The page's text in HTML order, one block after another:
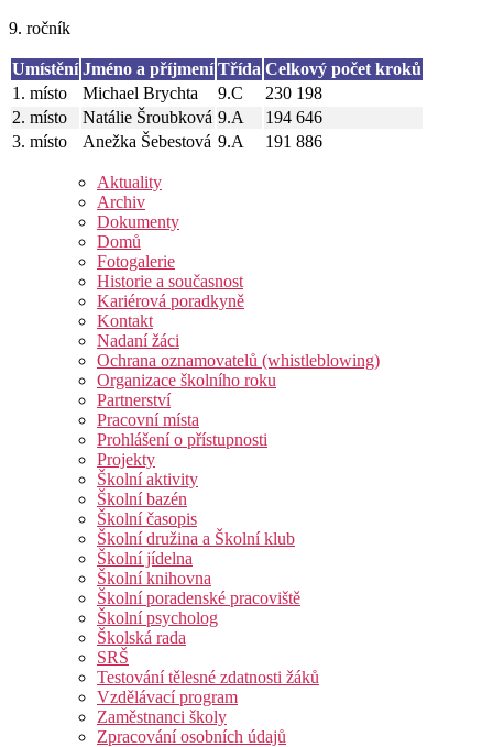
9. ročník
Umístění Jméno a příjmení Třída Celkový počet kroků
1. místo
Michael Brychta 9.C
230 198
2. místo
Natálie Šroubková 9.A
194 646
3. místo
Anežka Šebestová 9.A 191 886
Aktuality
Archiv
Dokumenty
Domů
Fotogalerie
Historie a současnost
Kariérová poradkyně
Kontakt
Nadaní žáci
Ochrana oznamovatelů (whistleblowing)
Organizace školního roku
Partnerství
Pracovní místa
Prohlášení o přístupnosti
Projekty
Školní aktivity
Školní bazén
Školní časopis
Školní družina a Školní klub
Školní jídelna
Školní knihovna
Školní poradenské pracoviště
Školní psycholog
Školská rada
SRŠ
Testování tělesné zdatnosti žáků
Vzdělávací program
Zaměstnanci školy
Zpracování osobních údajů